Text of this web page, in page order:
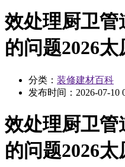
效处理厨卫管
的问题2026
分类： 装修建材百科
发布时间： 2026-07-10
效处理厨卫管
的问题2026